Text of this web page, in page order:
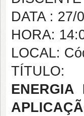
DATA : 27/
HORA:
LOCAL:
TÍTULO: